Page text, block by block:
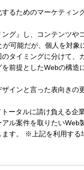
るためのマーケティ
グ』し、コンテンツや
可能だが、個人を対
タイミングに分けて
前提としたWebの構
インと言った表向き
ータルに請け負える企
ル案件を取りたいWeb
す。 ※上記を利用する